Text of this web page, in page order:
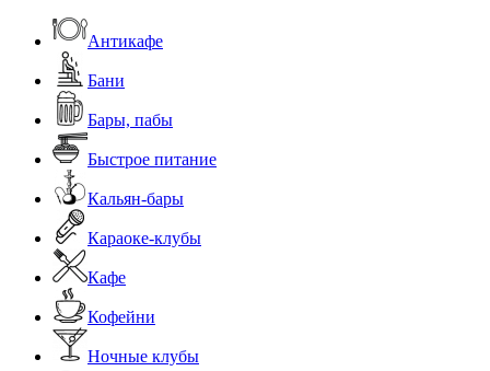
Антикафе
Бани
Бары, пабы
Быстрое питание
Кальян-бары
Караоке-клубы
Кафе
Кофейни
Ночные клубы